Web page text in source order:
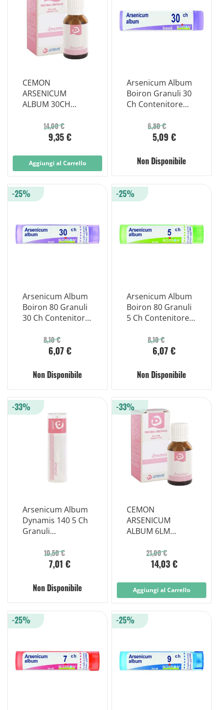
CEMON
ARSENICUM
ALBUM 30CH
14,00 €
9,35 €
Aggiungi al Carrello
Arsenicum Album
Boiron Granuli 30
Ch Contenitore
6,80 €
5,09 €
Non Disponibile
Arsenicum Album
Boiron 80 Granuli
30 Ch Contenitore
8,10 €
6,07 €
-25%
Non Disponibile
Arsenicum Album
Boiron 80 Granuli
5 Ch Contenitore
8,10 €
6,07 €
-25%
Non Disponibile
Arsenicum Album
Dynamis 140 5 Ch
Granuli
MULTIdose
10,50 €
7,01 €
-33%
Non Disponibile
CEMON
ARSENICUM
ALBUM 6LM
21,00 €
14,03 €
-33%
Aggiungi al Carrello
-25% -25%